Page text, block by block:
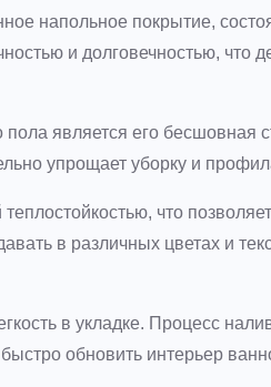
напольное покрытие,
и долговечностью, что
является его бесшовная
упрощает уборку и
что
в различных цветах и
в укладке. Процесс
обновить интерьер